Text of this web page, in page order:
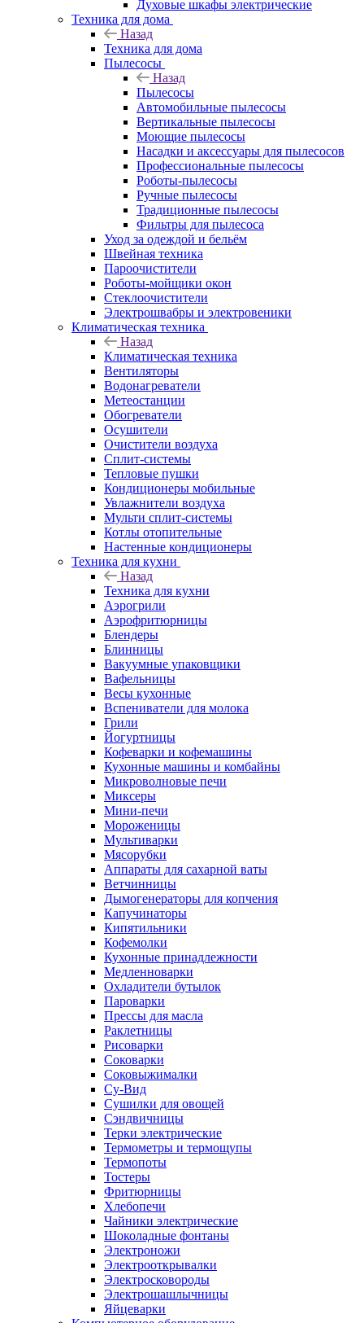
Духовые шкафы электрические
Техника для дома
Назад
Техника для дома
Пылесосы
Назад
Пылесосы
Автомобильные пылесосы
Вертикальные пылесосы
Моющие пылесосы
Насадки и аксессуары для пылесосов
Профессиональные пылесосы
Роботы-пылесосы
Ручные пылесосы
Традиционные пылесосы
Фильтры для пылесоса
Уход за одеждой и бельём
Швейная техника
Пароочистители
Роботы-мойщики окон
Стеклоочистители
Электрошвабры и электровеники
Климатическая техника
Назад
Климатическая техника
Вентиляторы
Водонагреватели
Метеостанции
Обогреватели
Осушители
Очистители воздуха
Сплит-системы
Тепловые пушки
Кондиционеры мобильные
Увлажнители воздуха
Мульти сплит-системы
Котлы отопительные
Настенные кондиционеры
Техника для кухни
Назад
Техника для кухни
Аэрогрили
Аэрофритюрницы
Блендеры
Блинницы
Вакуумные упаковщики
Вафельницы
Весы кухонные
Вспениватели для молока
Грили
Йогуртницы
Кофеварки и кофемашины
Кухонные машины и комбайны
Микроволновые печи
Миксеры
Мини-печи
Мороженицы
Мультиварки
Мясорубки
Аппараты для сахарной ваты
Ветчинницы
Дымогенераторы для копчения
Капучинаторы
Кипятильники
Кофемолки
Кухонные принадлежности
Медленноварки
Охладители бутылок
Пароварки
Прессы для масла
Раклетницы
Рисоварки
Соковарки
Соковыжималки
Су-Вид
Сушилки для овощей
Сэндвичницы
Терки электрические
Термометры и термощупы
Термопоты
Тостеры
Фритюрницы
Хлебопечи
Чайники электрические
Шоколадные фонтаны
Электроножи
Электрооткрывалки
Электросковороды
Электрошашлычницы
Яйцеварки